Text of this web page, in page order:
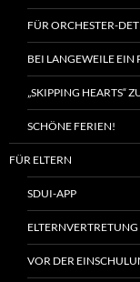
FÜR ORCHESTER-
BEI LANGEWEILE EIN
„SKIPPING HEARTS“
SCHÖNE FERIEN!
FÜR ELTERN
SDUI-APP
ELTERNVERTRETUNG
VOR DER